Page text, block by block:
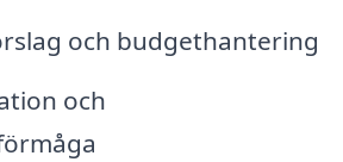
och budgethantering
och